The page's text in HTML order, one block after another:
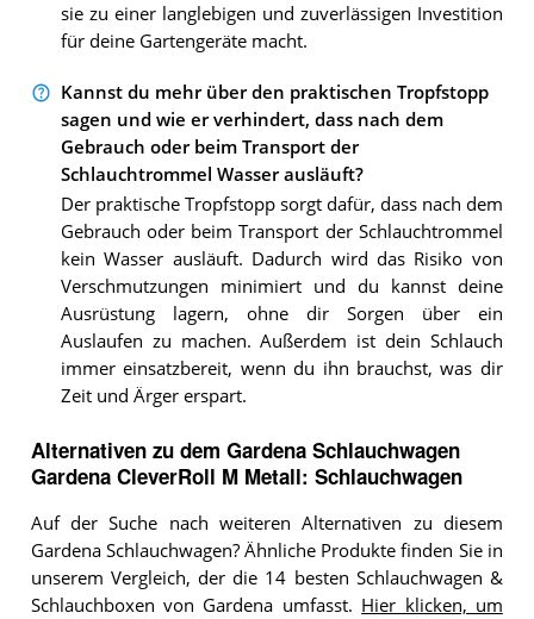
sie zu einer langlebigen und zuverlässigen Investition
für deine Gartengeräte macht.
Kannst du mehr über den praktischen Tropfstopp
sagen und wie er verhindert, dass nach dem
Gebrauch oder beim Transport der
Schlauchtrommel Wasser ausläuft?
Der praktische Tropfstopp sorgt dafür, dass nach dem
Gebrauch oder beim Transport der Schlauchtrommel
kein Wasser ausläuft. Dadurch wird das Risiko von
Verschmutzungen minimiert und du kannst deine
Ausrüstung lagern, ohne dir Sorgen über ein
Auslaufen zu machen. Außerdem ist dein Schlauch
immer einsatzbereit, wenn du ihn brauchst, was dir
Zeit und Ärger erspart.
Alternativen zu dem Gardena Schlauchwagen
Gardena CleverRoll M Metall: Schlauchwagen
Auf der Suche nach weiteren Alternativen zu diesem
Gardena Schlauchwagen? Ähnliche Produkte finden Sie in
unserem Vergleich, der die 14 besten Schlauchwagen &
Schlauchboxen von Gardena umfasst. Hier klicken, um